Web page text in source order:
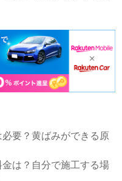
要？黄ばみができる原
は？自分で施工する場